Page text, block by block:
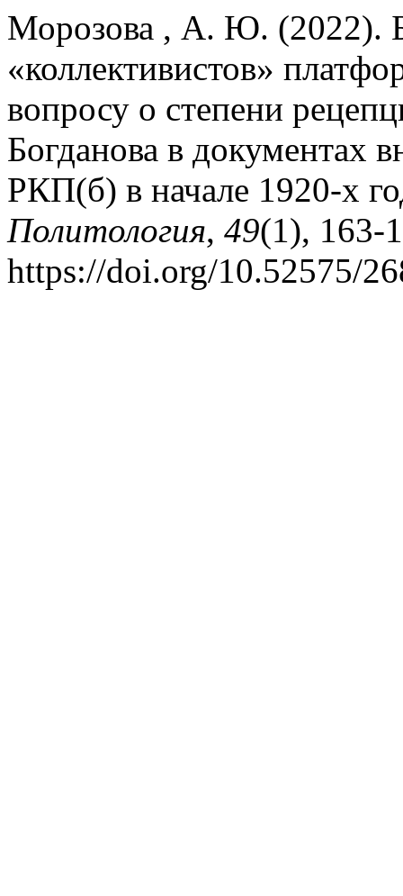
Морозова , А. Ю. (2022).
«коллективистов»
вопросу о степени
Богданова в документах
РКП(б) в начале 1920-х
Политология, 49(1), 163-
https://doi.org/10.52575/